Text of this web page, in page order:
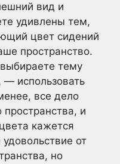
вид и
удивлены тем,
цвет сидений
пространство.
тему
— использовать
все дело
и
кажется
от
но